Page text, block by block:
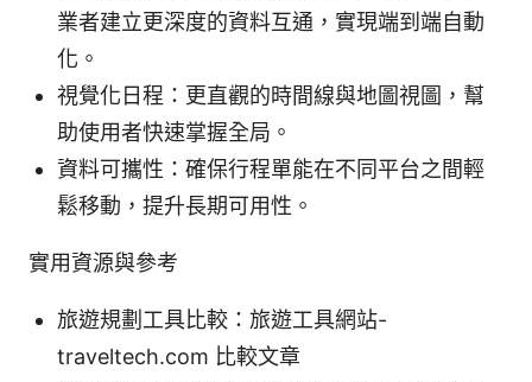
業者建立更深度的資料互通，實現端到端自動
化。
視覺化日程：更直觀的時間線與地圖視圖，幫
助使用者快速掌握全局。
資料可攜性：確保行程單能在不同平台之間輕
鬆移動，提升長期可用性。
實用資源與參考
旅遊規劃工具比較：旅遊工具網站-
traveltech.com 比較文章